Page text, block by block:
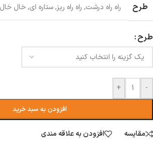
طرح راه راه درشت, راه راه ریز,ستاره ای,خال خال
طرح
-
+
افزودن به سبد خرید
مقایسه افزودن به علاقه مندی